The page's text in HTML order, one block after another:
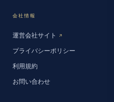
会社情報
運営会社サイト ↗
プライバシーポリシー
利用規約
お問い合わせ